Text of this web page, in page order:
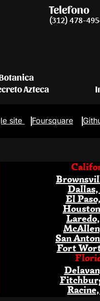
Telefono
(312) 478-
Azteca
site Foursquare
El
San
Fort